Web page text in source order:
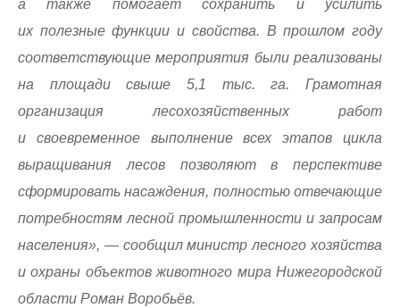
а также помогает сохранить и усилить
их полезные функции и свойства. В прошлом году
соответствующие мероприятия были реализованы
на площади свыше 5,1 тыс. га. Грамотная
организация лесохозяйственных работ
и своевременное выполнение всех этапов цикла
выращивания лесов позволяют в перспективе
сформировать насаждения, полностью отвечающие
потребностям лесной промышленности и запросам
населения», — сообщил министр лесного хозяйства
и охраны объектов животного мира Нижегородской
области Роман Воробьёв.